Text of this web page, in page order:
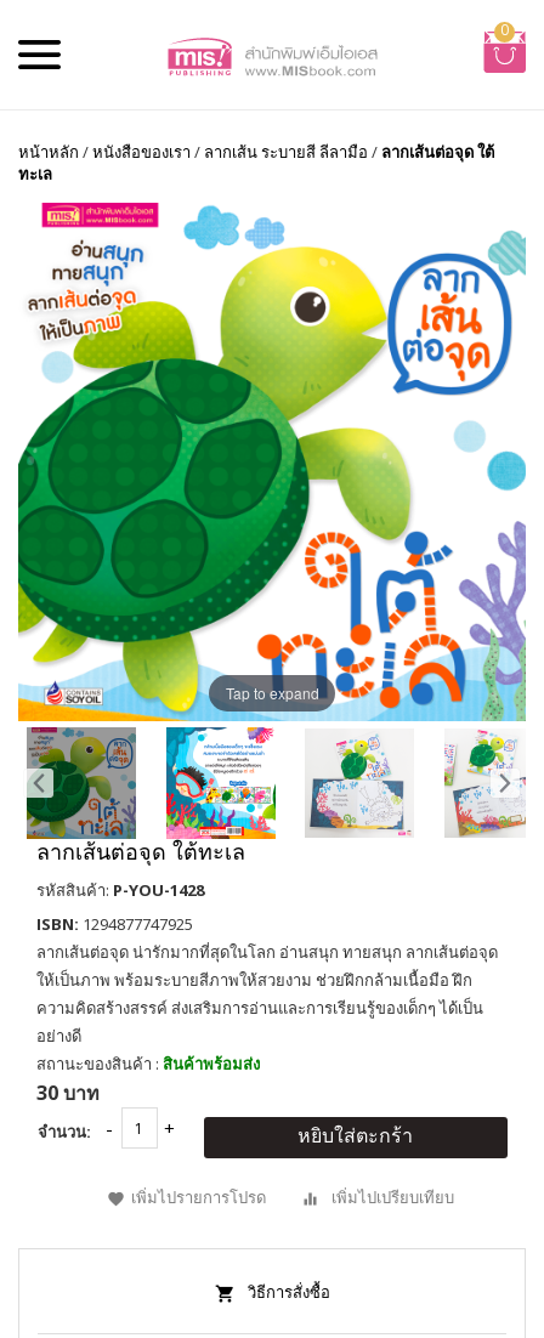
0
หน้าหลัก /หนังสือของเรา / ลากเส้น ระบายสี ลีลามือ / ลากเส้นต่อจุด ใต้
ทะเล
Tap to expand
ลากเส้นต่อจุด ใต้ทะเล
รหัสสินค้า: P-YOU-1428
ISBN: 1294877747925
ลากเส้นต่อจุด น่ารักมากที่สุดในโลก อ่านสนุก ทายสนุก ลากเส้นต่อจุด
ให้เป็นภาพ พร้อมระบายสีภาพให้สวยงาม ช่วยฝึกกล้ามเนื้อมือ ฝึก
ความคิดสร้างสรรค์ ส่งเสริมการอ่านและการเรียนรู้ของเด็กๆ ได้เป็น
อย่างดี
สถานะของสินค้า : สินค้าพร้อมส่ง
30 บาท
จำนวน: หยิบใส่ตะกร้า
เพิ่มไปรายการโปรด เพิ่มไปเปรียบเทียบ
วิธีการสั่งซื้อ